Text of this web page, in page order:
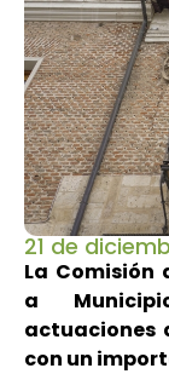
21 de
La Comisión
a
actuaciones
con un